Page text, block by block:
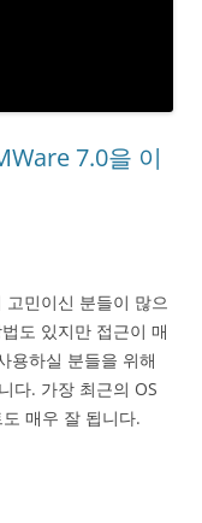
7.0을 이
민이신 분들이 많으
도 있지만 접근이 매
용하실 분들을 위해
다. 가장 최근의 OS
매우 잘 됩니다.